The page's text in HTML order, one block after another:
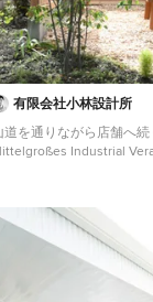
有限会社小林設計所
道を通りながら店舗へ続
Industrial